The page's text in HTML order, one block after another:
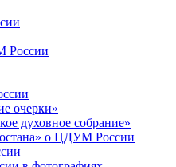
России
очерки»
духовное собрание»
о ЦДУМ России